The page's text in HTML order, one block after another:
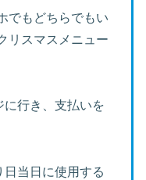
でもどちらでもい
リスマスメニュー
に行き、支払いを
日当日に使用する